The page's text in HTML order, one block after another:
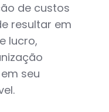
de custos
resultar em
lucro,
seu